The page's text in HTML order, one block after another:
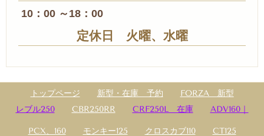
10：00 ～18：00
定休日 火曜、水曜
トップページ 新型・在庫 予約
FORZA 新型
レブル250
CBR250RR CRF250L 在庫 ADV160｜
PCX、160 モンキー125 クロスカブ110
CT125